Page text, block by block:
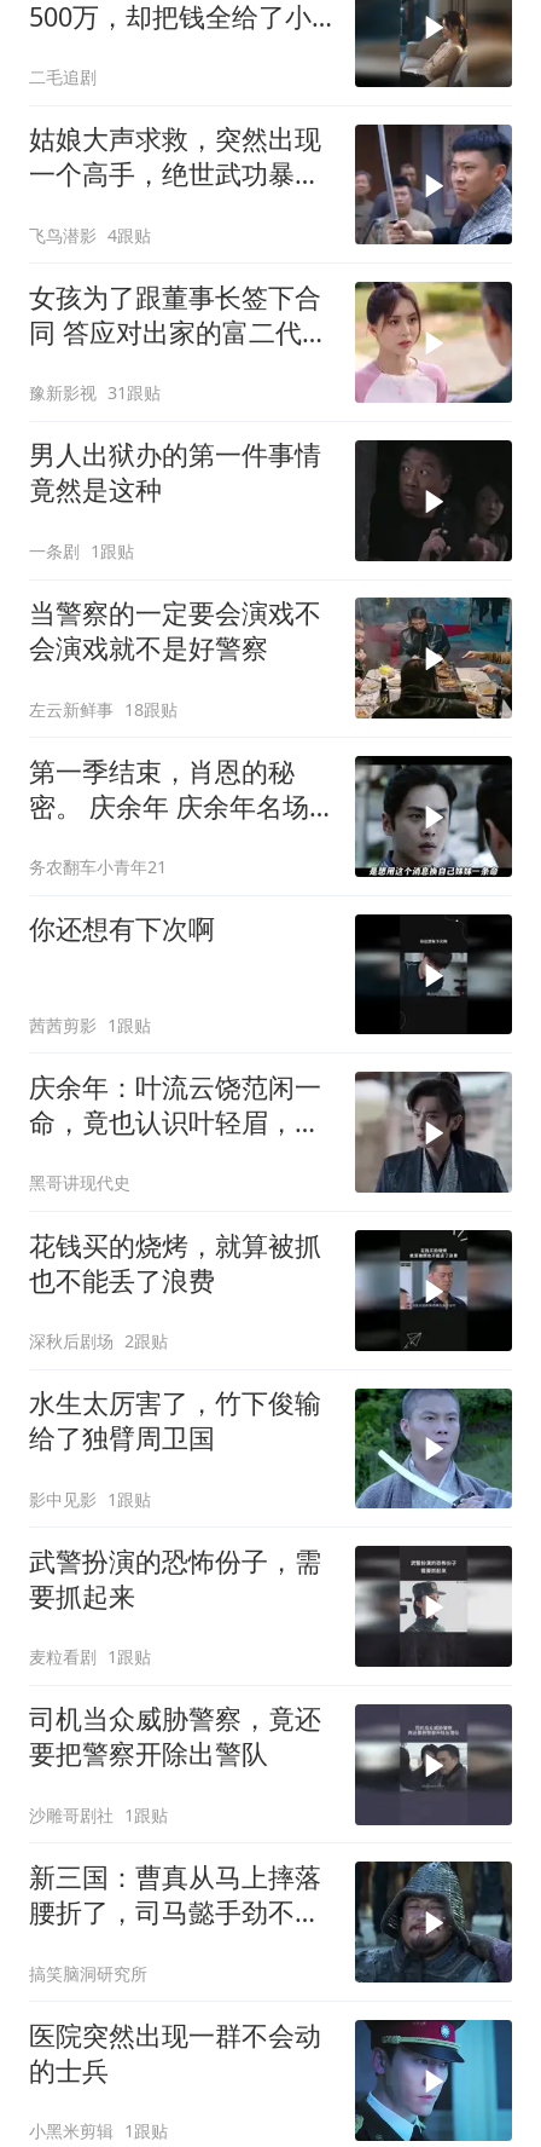
500万，却把钱全给了小
二毛追剧
姑娘大声求救，突然出现
一个高手，绝世武功暴打
飞鸟潜影 4跟贴
女孩为了跟董事长签下合
同 答应对出家的富二代展
豫新影视 31跟贴
男人出狱办的第一件事情
竟然是这种
一条剧 1跟贴
当警察的一定要会演戏不
会演戏就不是好警察
左云新鲜事 18跟贴
第一季结束，肖恩的秘
密。 庆余年 庆余年名场
务农翻车小青年21
你还想有下次啊
茜茜剪影 1跟贴
庆余年：叶流云饶范闲一
命，竟也认识叶轻眉，下
黑哥讲现代史
花钱买的烧烤，就算被抓
也不能丢了浪费
深秋后剧场 2跟贴
水生太厉害了，竹下俊输
给了独臂周卫国
影中见影 1跟贴
武警扮演的恐怖份子，需
要抓起来
麦粒看剧 1跟贴
司机当众威胁警察，竟还
要把警察开除出警队
沙雕哥剧社 1跟贴
新三国：曹真从马上摔落
腰折了，司马懿手劲不
搞笑脑洞研究所
医院突然出现一群不会动
的士兵
小黑米剪辑 1跟贴